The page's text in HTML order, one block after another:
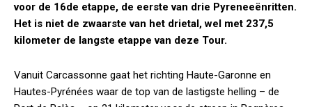
voor de 16de etappe, de eerste van drie Pyreneeënritten.
Het is niet de zwaarste van het drietal, wel met 237,5
kilometer de langste etappe van deze Tour.
Vanuit Carcassonne gaat het richting Haute-Garonne en
Hautes-Pyrénées waar de top van de lastigste helling – de